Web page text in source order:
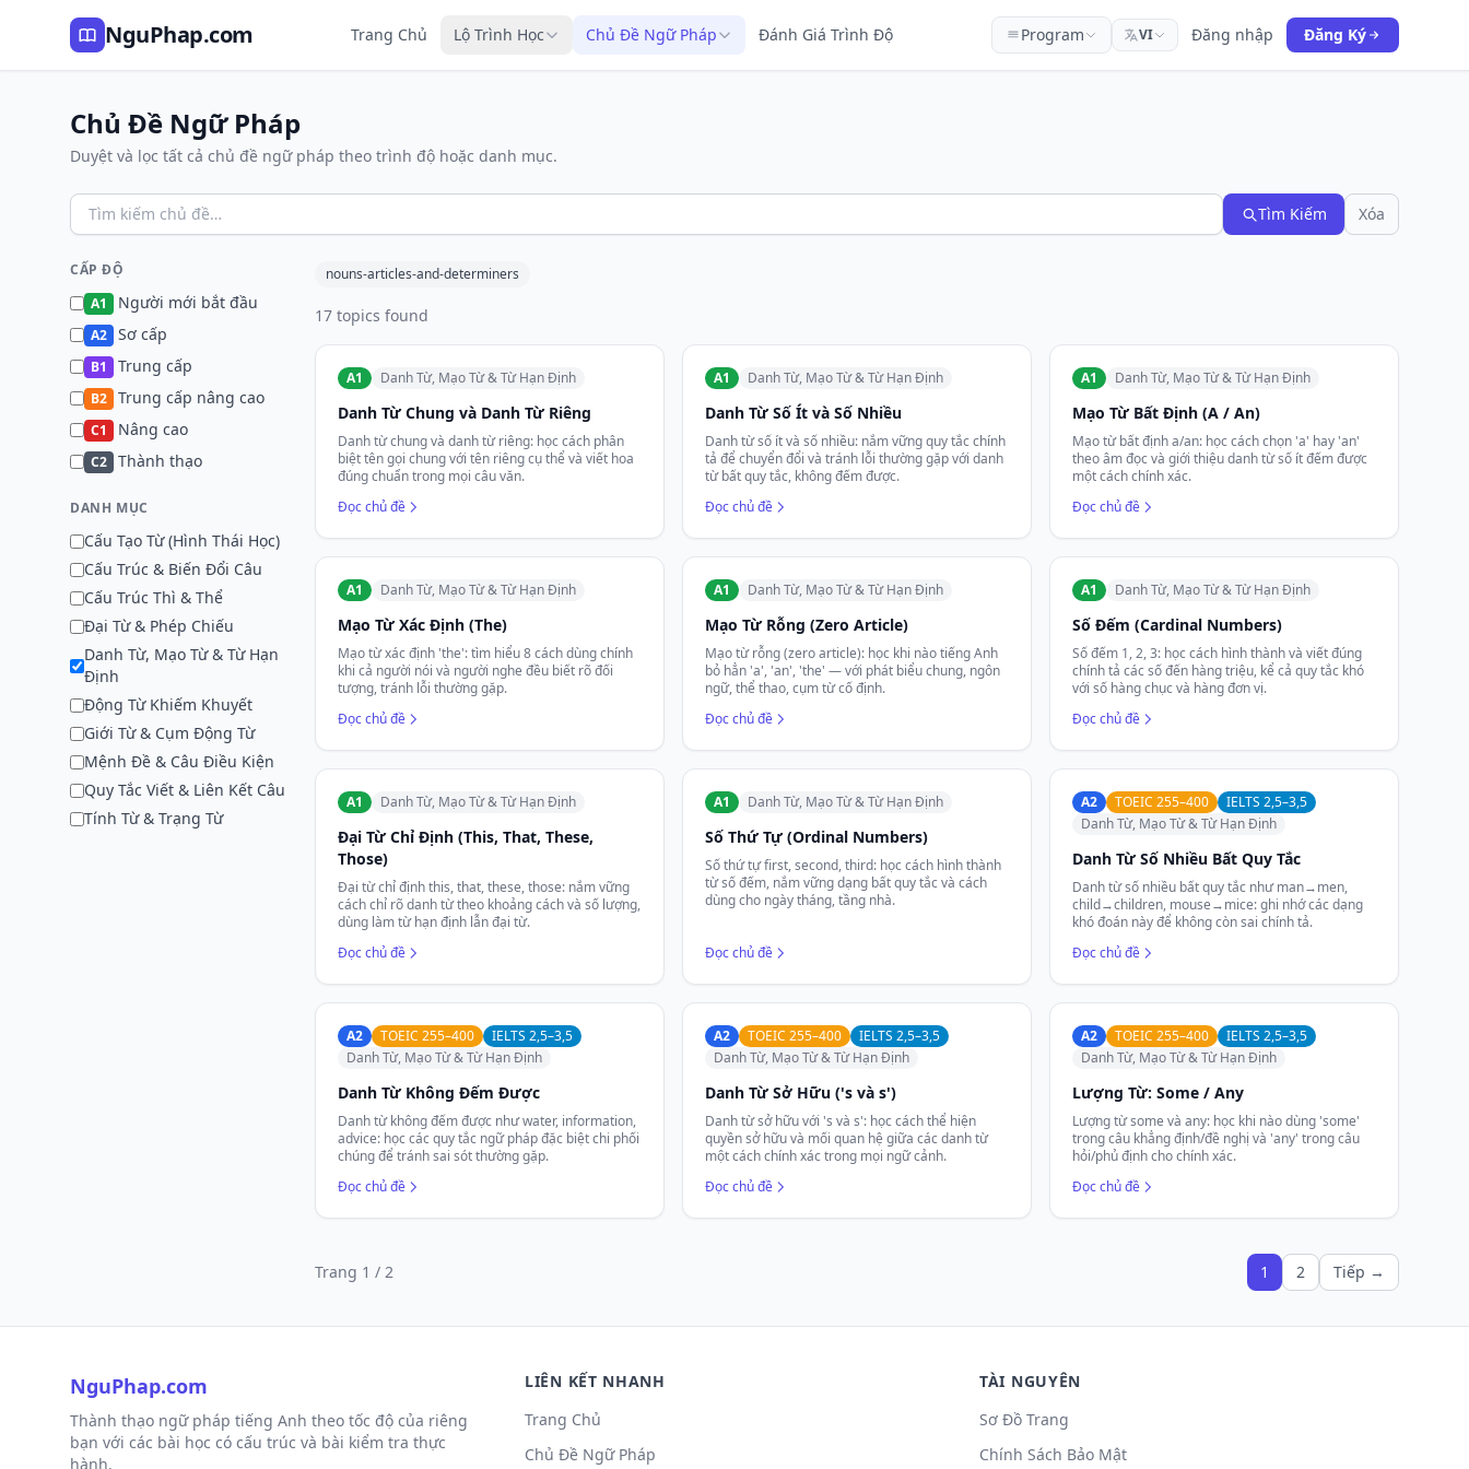
NguPhap.com Trang Chủ Lộ Trình Học Chủ Đề Ngữ Pháp Đánh Giá Trình Độ Program VI Đăng nhập Đăng Ký
Chủ Đề Ngữ Pháp
Duyệt và lọc tất cả chủ đề ngữ pháp theo trình độ hoặc danh mục.
Tìm Kiếm Xóa
CẤP ĐỘ
A1
Người mới bắt đầu
A2 Sơ cấp
B1 Trung cấp
B2 Trung cấp nâng cao
C1 Nâng cao
C2 Thành thạo
DANH MỤC
Cấu Tạo Từ (Hình Thái Học)
Cấu Trúc & Biến Đổi Câu
Cấu Trúc Thì & Thể
Đại Từ & Phép Chiếu
Danh Từ, Mạo Từ & Từ Hạn
Định
Động Từ Khiếm Khuyết
Giới Từ & Cụm Động Từ
Mệnh Đề & Câu Điều Kiện
Quy Tắc Viết & Liên Kết Câu
Tính Từ & Trạng Từ
nouns-articles-and-determiners
17 topics found
A1 Danh Từ, Mạo Từ & Từ Hạn Định
Danh Từ Chung và Danh Từ Riêng
Danh từ chung và danh từ riêng: học cách phân
biệt tên gọi chung với tên riêng cụ thể và viết hoa
đúng chuẩn trong mọi câu văn.
Đọc chủ đề
A1 Danh Từ, Mạo Từ & Từ Hạn Định
Danh Từ Số Ít và Số Nhiều
Danh từ số ít và số nhiều: nắm vững quy tắc chính
tả để chuyển đổi và tránh lỗi thường gặp với danh
từ bất quy tắc, không đếm được.
Đọc chủ đề
A1 Danh Từ, Mạo Từ & Từ Hạn Định
Mạo Từ Bất Định (A / An)
Mạo từ bất định a/an: học cách chọn 'a' hay 'an'
theo âm đọc và giới thiệu danh từ số ít đếm được
một cách chính xác.
Đọc chủ đề
A1 Danh Từ, Mạo Từ & Từ Hạn Định
Mạo Từ Xác Định (The)
Mạo từ xác định 'the': tìm hiểu 8 cách dùng chính
khi cả người nói và người nghe đều biết rõ đối
tượng, tránh lỗi thường gặp.
Đọc chủ đề
A1 Danh Từ, Mạo Từ & Từ Hạn Định
Mạo Từ Rỗng (Zero Article)
Mạo từ rỗng (zero article): học khi nào tiếng Anh
bỏ hẳn 'a', 'an', 'the' — với phát biểu chung, ngôn
ngữ, thể thao, cụm từ cố định.
Đọc chủ đề
A1 Danh Từ, Mạo Từ & Từ Hạn Định
Số Đếm (Cardinal Numbers)
Số đếm 1, 2, 3: học cách hình thành và viết đúng
chính tả các số đến hàng triệu, kể cả quy tắc khó
với số hàng chục và hàng đơn vị.
Đọc chủ đề
A1 Danh Từ, Mạo Từ & Từ Hạn Định
Đại Từ Chỉ Định (This, That, These,
Those)
Đại từ chỉ định this, that, these, those: nắm vững
cách chỉ rõ danh từ theo khoảng cách và số lượng,
dùng làm từ hạn định lẫn đại từ.
Đọc chủ đề
A1 Danh Từ, Mạo Từ & Từ Hạn Định
Số Thứ Tự (Ordinal Numbers)
Số thứ tự first, second, third: học cách hình thành
từ số đếm, nắm vững dạng bất quy tắc và cách
dùng cho ngày tháng, tầng nhà.
Đọc chủ đề
A2 TOEIC 255–400
IELTS 2,5–3,5
Danh Từ, Mạo Từ & Từ Hạn Định
Danh Từ Số Nhiều Bất Quy Tắc
Danh từ số nhiều bất quy tắc như man→men,
child→children, mouse→mice: ghi nhớ các dạng
khó đoán này để không còn sai chính tả.
Đọc chủ đề
A2 TOEIC 255–400
IELTS 2,5–3,5
Danh Từ, Mạo Từ & Từ Hạn Định
Danh Từ Không Đếm Được
Danh từ không đếm được như water, information,
advice: học các quy tắc ngữ pháp đặc biệt chi phối
chúng để tránh sai sót thường gặp.
Đọc chủ đề
A2 TOEIC 255–400
IELTS 2,5–3,5
Danh Từ, Mạo Từ & Từ Hạn Định
Danh Từ Sở Hữu ('s và s')
Danh từ sở hữu với 's và s': học cách thể hiện
quyền sở hữu và mối quan hệ giữa các danh từ
một cách chính xác trong mọi ngữ cảnh.
Đọc chủ đề
A2 TOEIC 255–400
IELTS 2,5–3,5
Danh Từ, Mạo Từ & Từ Hạn Định
Lượng Từ: Some / Any
Lượng từ some và any: học khi nào dùng 'some'
trong câu khẳng định/đề nghị và 'any' trong câu
hỏi/phủ định cho chính xác.
Đọc chủ đề
Trang 1 / 2 1 2 Tiếp →
NguPhap.com
Thành thạo ngữ pháp tiếng Anh theo tốc độ của riêng
bạn với các bài học có cấu trúc và bài kiểm tra thực
hành.
LIÊN KẾT NHANH
Trang Chủ
Chủ Đề Ngữ Pháp
TÀI NGUYÊN
Sơ Đồ Trang
Chính Sách Bảo Mật